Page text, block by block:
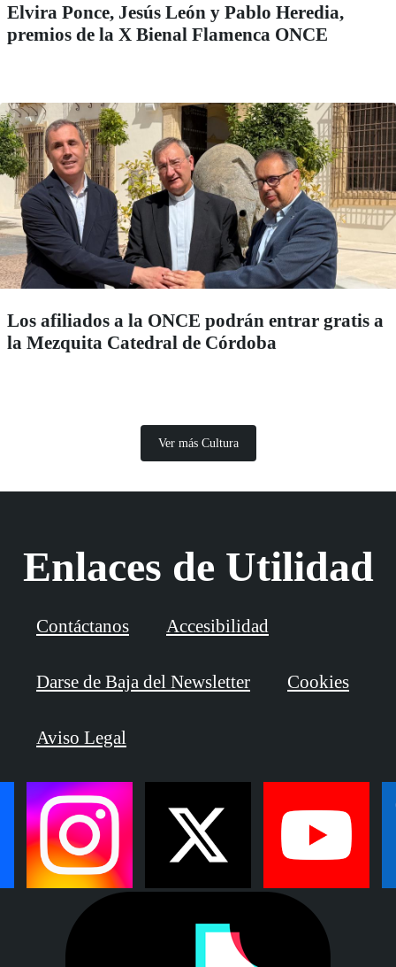
Elvira Ponce, Jesús León y Pablo Heredia,
premios de la X Bienal Flamenca ONCE
Los afiliados a la ONCE podrán entrar gratis a
la Mezquita Catedral de Córdoba
Ver más Cultura
Enlaces de Utilidad
Contáctanos Accesibilidad
Darse de Baja del Newsletter Cookies
Aviso Legal